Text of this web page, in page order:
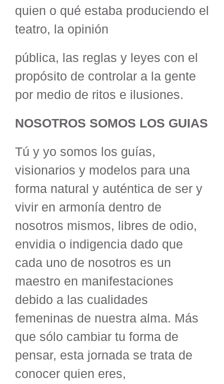
quien o qué estaba produciendo el
teatro, la opinión
pública, las reglas y leyes con el
propósito de controlar a la gente
por medio de ritos e ilusiones.
NOSOTROS SOMOS LOS GUIAS
Tú y yo somos los guías,
visionarios y modelos para una
forma natural y auténtica de ser y
vivir en armonía dentro de
nosotros mismos, libres de odio,
envidia o indigencia dado que
cada uno de nosotros es un
maestro en manifestaciones
debido a las cualidades
femeninas de nuestra alma. Más
que sólo cambiar tu forma de
pensar, esta jornada se trata de
conocer quien eres,